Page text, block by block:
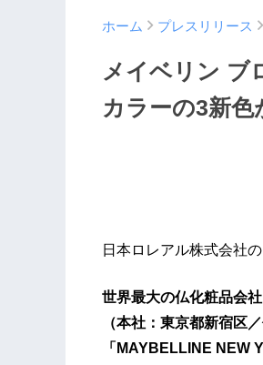
ホーム プレスリリース
メイベリン ブ
カラーの3新色
日本ロレアル株式会社
世界最大の仏化粧品会
（本社：東京都新宿区
「MAYBELLINE NEW